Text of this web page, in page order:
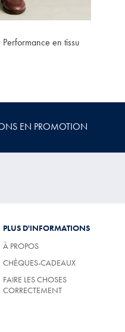
en tissu
EN PROMOTION
PLUS D'INFORMATIONS
À PROPOS
CHÈQUES-CADEAUX
FAIRE LES CHOSES
CORRECTEMENT